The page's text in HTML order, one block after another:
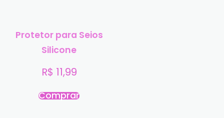
Protetor para Seios
Silicone
R$ 11,99
Comprar